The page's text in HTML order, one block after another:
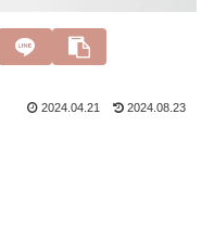
2024.04.21 2024.08.23